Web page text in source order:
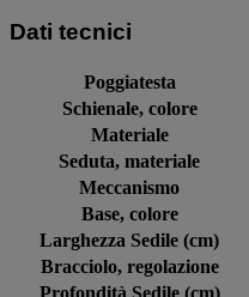
Dati tecnici
Poggiatesta
Schienale, colore
Materiale
Seduta, materiale
Meccanismo
Base, colore
Larghezza Sedile (cm)
Bracciolo, regolazione
Profondità Sedile (cm)